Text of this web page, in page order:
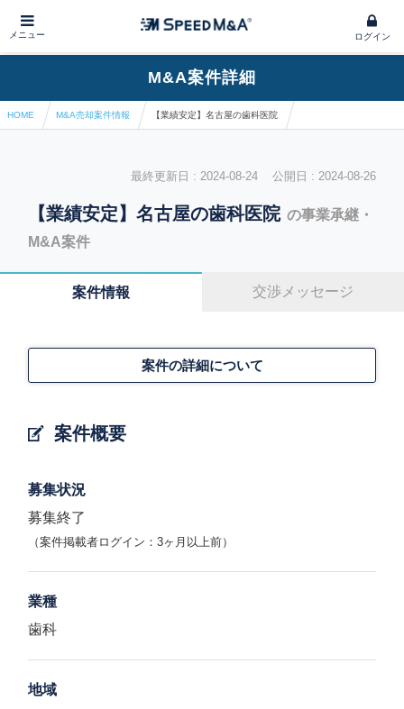
メニュー ログイン
M&A案件詳細
HOME M&A売却案件情報 【業績安定】名古屋の歯科医院
最終更新日 : 2024-08-24 公開日 : 2024-08-26
【業績安定】名古屋の歯科医院 の事業承継・
M&A案件
案件情報 交渉メッセージ
案件概要
案件の詳細について
募集状況
募集終了
（案件掲載者ログイン：3ヶ月以上前）
業種
歯科
地域